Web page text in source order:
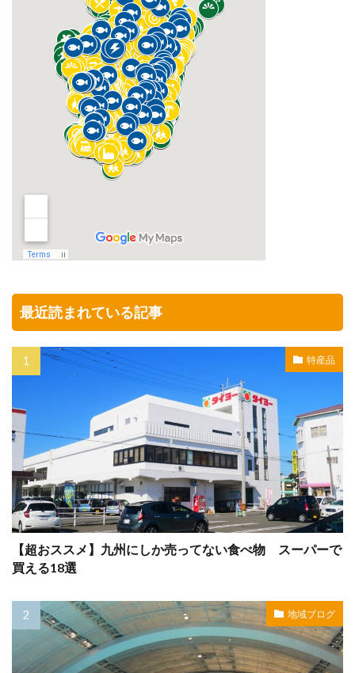
最近読まれている記事
特産品
【超おススメ】九州にしか売ってない食べ物 スーパーで
買える18選
地域ブログ